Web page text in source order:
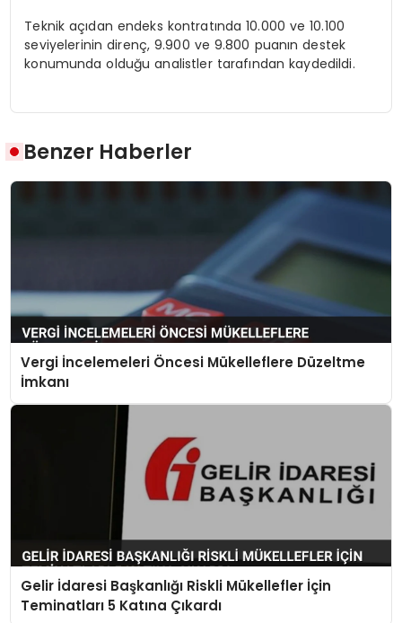
Teknik açıdan endeks kontratında 10.000 ve 10.100
seviyelerinin direnç, 9.900 ve 9.800 puanın destek
konumunda olduğu analistler tarafından kaydedildi.
Benzer Haberler
Vergi İncelemeleri Öncesi Mükelleflere Düzeltme
İmkanı
Gelir İdaresi Başkanlığı Riskli Mükellefler İçin
Teminatları 5 Katına Çıkardı